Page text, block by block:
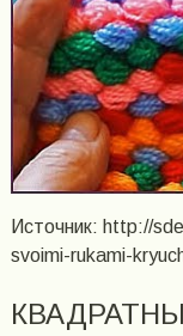
Источник: http://
svoimi-rukami-